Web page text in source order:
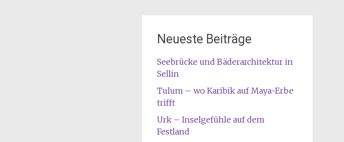
Neueste Beiträge
Seebrücke und Bäderarchitektur in
Sellin
Tulum – wo Karibik auf Maya-Erbe
trifft
Urk – Inselgefühle auf dem
Festland